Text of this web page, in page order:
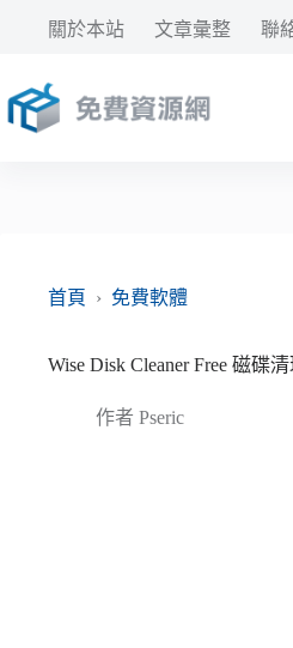
要
內
關於本站 文章彙整 聯
首頁 › 免費軟體
Wise Disk Cleaner Free 磁碟
作者 Pseric